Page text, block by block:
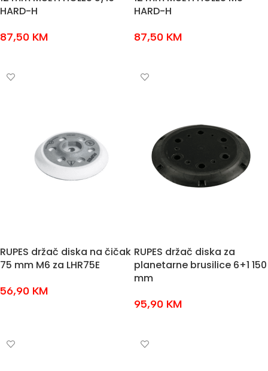
HARD-H
87,50 KM
HARD-H
87,50 KM
RUPES držač diska na čičak
75 mm M6 za LHR75E
56,90 KM
RUPES držač diska za
planetarne brusilice 6+1 150
mm
95,90 KM